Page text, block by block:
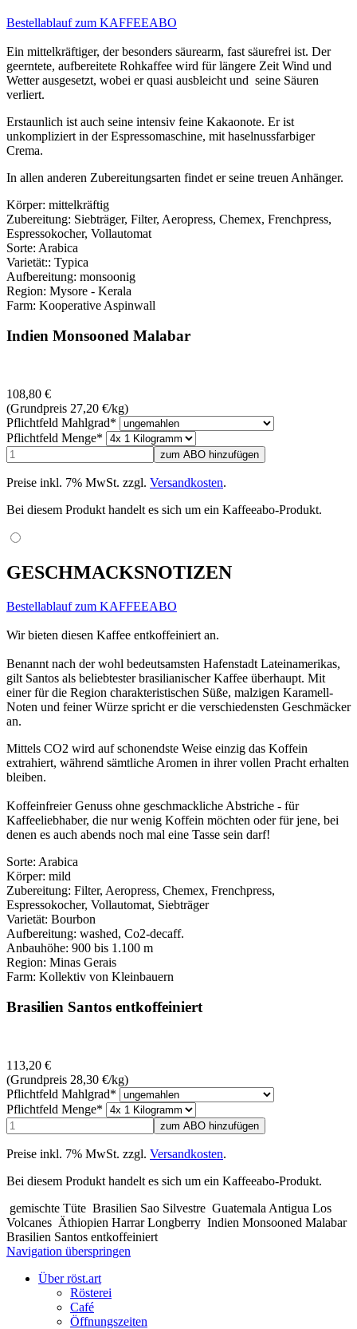
Bestellablauf zum KAFFEEABO
Ein mittelkräftiger, der besonders säurearm, fast säurefrei ist. Der
geerntete, aufbereitete Rohkaffee wird für längere Zeit Wind und
Wetter ausgesetzt, wobei er quasi ausbleicht und seine Säuren
verliert.
Erstaunlich ist auch seine intensiv feine Kakaonote. Er ist
unkompliziert in der Espressomaschine, mit haselnussfarbiger
Crema.
In allen anderen Zubereitungsarten findet er seine treuen Anhänger.
Körper: mittelkräftig
Zubereitung: Siebträger, Filter, Aeropress, Chemex, Frenchpress,
Espressokocher, Vollautomat
Sorte: Arabica
Varietät:: Typica
Aufbereitung: monsoonig
Region: Mysore - Kerala
Farm: Kooperative Aspinwall
Indien Monsooned Malabar
108,80 €
(Grundpreis 27,20 €/kg)
Pflichtfeld Mahlgrad*
Pflichtfeld Menge*
Preise inkl. 7% MwSt. zzgl. Versandkosten.
Bei diesem Produkt handelt es sich um ein Kaffeeabo-Produkt.
GESCHMACKSNOTIZEN
Bestellablauf zum KAFFEEABO
Wir bieten diesen Kaffee entkoffeiniert an.
Benannt nach der wohl bedeutsamsten Hafenstadt Lateinamerikas,
gilt Santos als beliebtester brasilianischer Kaffee überhaupt. Mit
einer für die Region charakteristischen Süße, malzigen Karamell-
Noten und feiner Würze spricht er die verschiedensten Geschmäcker
an.
Mittels CO2 wird auf schonendste Weise einzig das Koffein
extrahiert, während sämtliche Aromen in ihrer vollen Pracht erhalten
bleiben.
Koffeinfreier Genuss ohne geschmackliche Abstriche - für
Kaffeeliebhaber, die nur wenig Koffein möchten oder für jene, bei
denen es auch abends noch mal eine Tasse sein darf!
Sorte: Arabica
Körper: mild
Zubereitung: Filter, Aeropress, Chemex, Frenchpress,
Espressokocher, Vollautomat, Siebträger
Varietät: Bourbon
Aufbereitung: washed, Co2-decaff.
Anbauhöhe: 900 bis 1.100 m
Region: Minas Gerais
Farm: Kollektiv von Kleinbauern
Brasilien Santos entkoffeiniert
113,20 €
(Grundpreis 28,30 €/kg)
Pflichtfeld Mahlgrad*
Pflichtfeld Menge*
Preise inkl. 7% MwSt. zzgl. Versandkosten.
Bei diesem Produkt handelt es sich um ein Kaffeeabo-Produkt.
gemischte Tüte Brasilien Sao Silvestre Guatemala Antigua Los
Volcanes Äthiopien Harrar Longberry Indien Monsooned Malabar
Brasilien Santos entkoffeiniert
Navigation überspringen
Über röst.art
Rösterei
Café
Öffnungszeiten